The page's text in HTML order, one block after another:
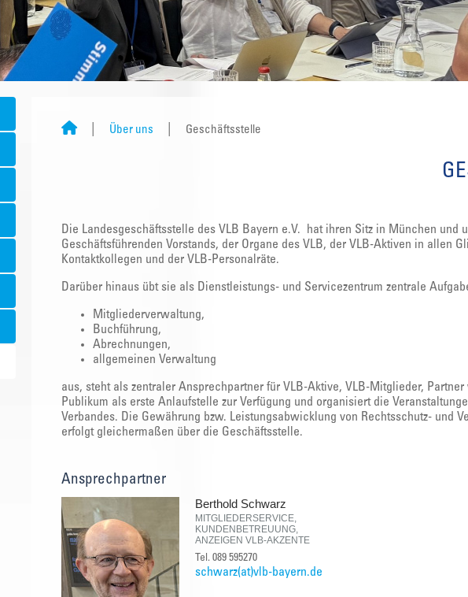
Über uns Geschäftsstelle
Die Landesgeschäftsstelle des VLB Bayern e.V. hat ihren Sitz in München und
Geschäftsführenden Vorstands, der Organe des VLB, der VLB-Aktiven in allen
Kontaktkollegen und der VLB-Personalräte.
Darüber hinaus übt sie als Dienstleistungs- und Servicezentrum zentrale
Mitgliederverwaltung,
Buchführung,
Abrechnungen,
allgemeinen Verwaltung
aus, steht als zentraler Ansprechpartner für VLB-Aktive, VLB-Mitglieder,
Publikum als erste Anlaufstelle zur Verfügung und organisiert die
Verbandes. Die Gewährung bzw. Leistungsabwicklung von Rechtsschutz- und
erfolgt gleichermaßen über die Geschäftsstelle.
Ansprechpartner
Berthold Schwarz
MITGLIEDERSERVICE,
KUNDENBETREUUNG,
ANZEIGEN VLB-AKZENTE
Tel. 089 595270
schwarz(at)vlb-bayern.de